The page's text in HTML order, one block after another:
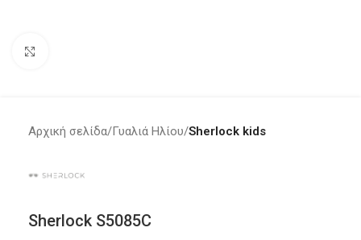
Αρχική σελίδα Γυαλιά Ηλίου Sherlock kids
Sherlock S5085C